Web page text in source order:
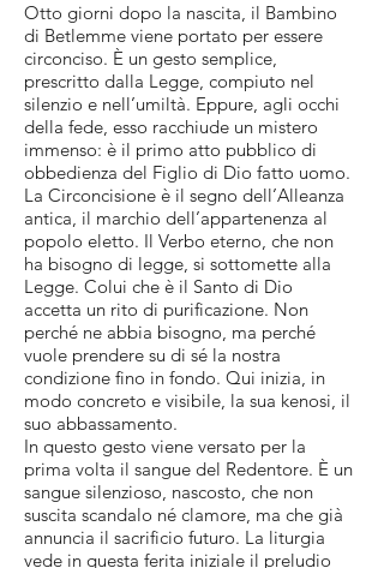
Otto giorni dopo la nascita, il Bambino
di Betlemme viene portato per essere
circonciso. È un gesto semplice,
prescritto dalla Legge, compiuto nel
silenzio e nell’umiltà. Eppure, agli occhi
della fede, esso racchiude un mistero
immenso: è il primo atto pubblico di
obbedienza del Figlio di Dio fatto uomo.
La Circoncisione è il segno dell’Alleanza
antica, il marchio dell’appartenenza al
popolo eletto. Il Verbo eterno, che non
ha bisogno di legge, si sottomette alla
Legge. Colui che è il Santo di Dio
accetta un rito di purificazione. Non
perché ne abbia bisogno, ma perché
vuole prendere su di sé la nostra
condizione fino in fondo. Qui inizia, in
modo concreto e visibile, la sua kenosi, il
suo abbassamento.
In questo gesto viene versato per la
prima volta il sangue del Redentore. È un
sangue silenzioso, nascosto, che non
suscita scandalo né clamore, ma che già
annuncia il sacrificio futuro. La liturgia
vede in questa ferita iniziale il preludio